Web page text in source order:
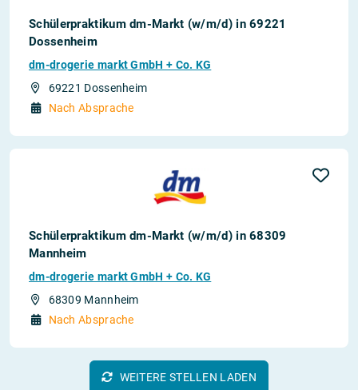
Schülerpraktikum dm-Markt (w/m/d) in 69221
Dossenheim
dm-drogerie markt GmbH + Co. KG
69221 Dossenheim
Nach Absprache
Schülerpraktikum dm-Markt (w/m/d) in 68309
Mannheim
dm-drogerie markt GmbH + Co. KG
68309 Mannheim
Nach Absprache
WEITERE STELLEN LADEN